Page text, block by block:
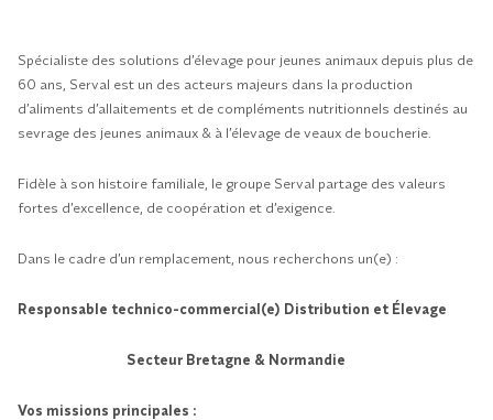
Spécialiste des solutions d’élevage pour jeunes animaux depuis plus de
60 ans, Serval est un des acteurs majeurs dans la production
d’aliments d’allaitements et de compléments nutritionnels destinés au
sevrage des jeunes animaux & à l’élevage de veaux de boucherie.
Fidèle à son histoire familiale, le groupe Serval partage des valeurs
fortes d’excellence, de coopération et d’exigence.
Dans le cadre d’un remplacement, nous recherchons un(e) :
Responsable technico-commercial(e) Distribution et Élevage
Secteur Bretagne & Normandie
Vos missions principales :